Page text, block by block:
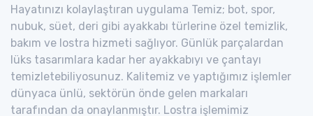
Hayatınızı kolaylaştıran uygulama Temiz; bot, spor,
nubuk, süet, deri gibi ayakkabı türlerine özel temizlik,
bakım ve lostra hizmeti sağlıyor. Günlük parçalardan
lüks tasarımlara kadar her ayakkabıyı ve çantayı
temizletebiliyosunuz. Kalitemiz ve yaptığımız işlemler
dünyaca ünlü, sektörün önde gelen markaları
tarafından da onaylanmıştır. Lostra işlemimiz